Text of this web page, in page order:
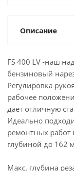
Описание
FS 400 LV -наш
бензиновый
Регулировка
рабочее
дает отличную
Идеально
ремонтных работ
глубиной до 162
Макс. глубина